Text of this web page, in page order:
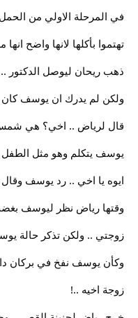
في المرحلة الاولي من
تهتموا بأكلها لانها واضح
ذهب ريحان ليوصل الدكتور
ولكن لم يدرك ان يوسف
قال لرياض .. اخي؟ هي
يوسف يتكلم وهو مثل
ايوه يا اخي .. رد يوسف
وقتها رياض نظر ليوسف
زوجتي .. ولكن تذكر حالة
وكأن يوسف نفخ في بركان
زوجة اخيه ..!